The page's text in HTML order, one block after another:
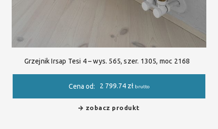
Grzejnik Irsap Tesi 4 – wys. 565, szer. 1305, moc 2168
Cena od: 2 799.74 zł brutto
zobacz produkt